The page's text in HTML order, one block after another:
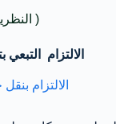
(
الالتزام